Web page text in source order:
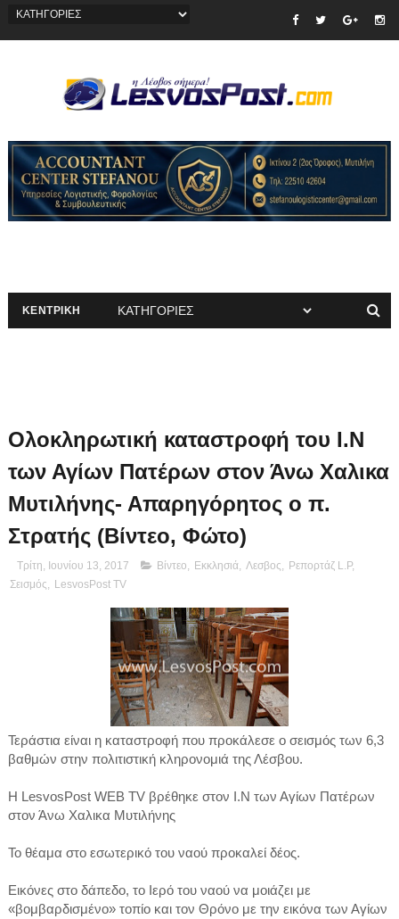
ΚΕΝΤΡΙΚΗ
Ολοκληρωτική καταστροφή του Ι.Ν
των Αγίων Πατέρων στον Άνω Χαλικα
Μυτιλήνης- Απαρηγόρητος ο π.
Στρατής (Βίντεο, Φώτο)
Τρίτη, Ιουνίου 13, 2017 Βίντεο Εκκλησιά, Λεσβος Ρεπορτάζ L.P,
Σεισμός
LesvosPost TV
Τεράστια είναι η καταστροφή που προκάλεσε ο σεισμός των 6,3
βαθμών στην πολιτιστική κληρονομιά της Λέσβου.
Η LesvosPost WEB TV βρέθηκε στον Ι.Ν των Αγίων Πατέρων
στον Άνω Χαλικα Μυτιλήνης
Το θέαμα στο εσωτερικό του ναού προκαλεί δέος.
Εικόνες στο δάπεδο, το Ιερό του ναού να μοιάζει με
«βομβαρδισμένο» τοπίο και τον Θρόνο με την εικόνα των Αγίων